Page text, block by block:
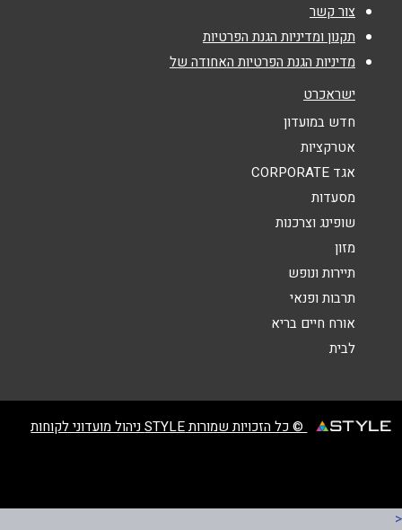
נושא*
אנא חזרו אלי בקשר ל...
צור קשר
תקנון ומדיניות הגנת הפרטיות
מדיניות הגנת הפרטיות האחודה של
ישראכרט
חדש במועדון
אטרקציות
אגד CORPORATE
מסעדות
שופינג וצרכנות
מזון
תיירות ונופש
תרבות ופנאי
אורח חיים בריא
לבית
© כל הזכויות שמורות STYLE ניהול מועדוני לקוחות
<